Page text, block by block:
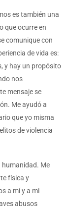
es también una
que ocurre en
comunique con
de vida es:
y hay un propósito
nos
mensaje se
Me ayudó a
que yo misma
de violencia
humanidad. Me
física y
a mí y a mi
abusos